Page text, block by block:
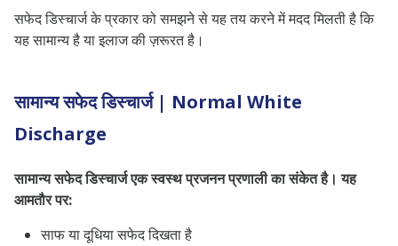
सफेद डिस्चार्ज के प्रकार को समझने से यह तय करने में मदद मिलती है कि
यह सामान्य है या इलाज की ज़रूरत है।
सामान्य सफेद डिस्चार्ज | Normal White
Discharge
सामान्य सफेद डिस्चार्ज एक स्वस्थ प्रजनन प्रणाली का संकेत है। यह
आमतौर पर:
साफ या दूधिया सफेद दिखता है